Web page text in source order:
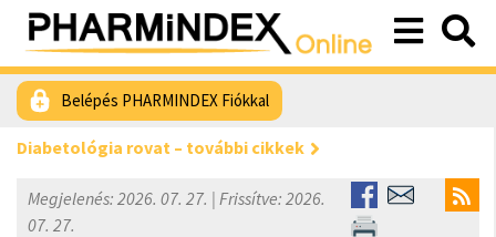
Belépés PHARMINDEX Fiókkal
Diabetológia rovat – további cikkek
Megjelenés: 2026. 07. 27. | Frissítve: 2026.
07. 27.